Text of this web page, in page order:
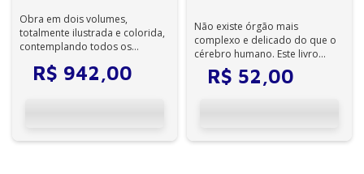
Obra em dois volumes,
totalmente ilustrada e colorida,
contemplando todos os
R$ 942 00
Não existe órgão mais
complexo e delicado do que o
cérebro humano. Este livro
levará o leitor a conhecer
histórias incrí...
R$ 52,00